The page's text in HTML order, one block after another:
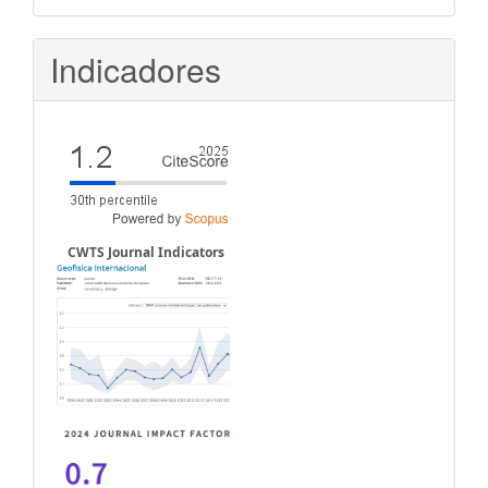
Indicadores
CWTS Journal Indicators